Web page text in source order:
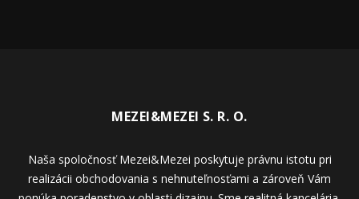
MEZEI&MEZEI S. R. O.
Naša spoločnosť Mezei&Mezei poskytuje právnu istotu pri
realizácii obchodovania s nehnuteľnosťami a zároveň Vám